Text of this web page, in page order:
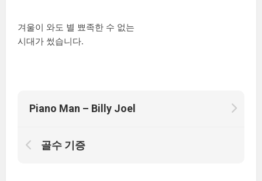
겨울이 와도 별 뾰족한 수 없는
시대가 썼습니다.
Piano Man – Billy Joel
골수 기증